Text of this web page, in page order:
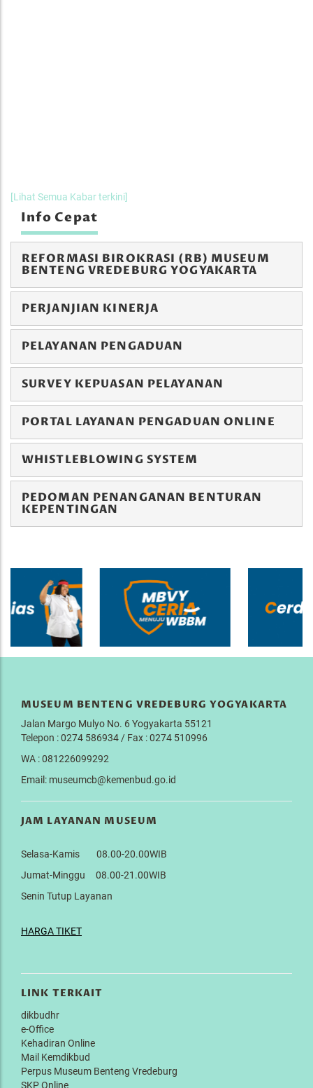
[Lihat Semua Kabar terkini]
Info Cepat
REFORMASI BIROKRASI (RB) MUSEUM
BENTENG VREDEBURG YOGYAKARTA
PERJANJIAN KINERJA
PELAYANAN PENGADUAN
SURVEY KEPUASAN PELAYANAN
PORTAL LAYANAN PENGADUAN ONLINE
WHISTLEBLOWING SYSTEM
PEDOMAN PENANGANAN BENTURAN
KEPENTINGAN
MUSEUM BENTENG VREDEBURG YOGYAKARTA
Jalan Margo Mulyo No. 6 Yogyakarta 55121
Telepon : 0274 586934 / Fax : 0274 510996
WA : 081226099292
Email: museumcb@kemenbud.go.id
JAM LAYANAN MUSEUM
Selasa-Kamis 08.00-20.00WIB
Jumat-Minggu 08.00-21.00WIB
Senin Tutup Layanan
HARGA TIKET
LINK TERKAIT
dikbudhr
e-Office
Kehadiran Online
Mail Kemdikbud
Perpus Museum Benteng Vredeburg
SKP Online